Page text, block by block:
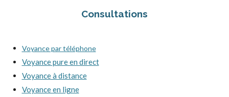
Consultations
Voyance par téléphone
Voyance pure en direct
Voyance à distance
Voyance en ligne